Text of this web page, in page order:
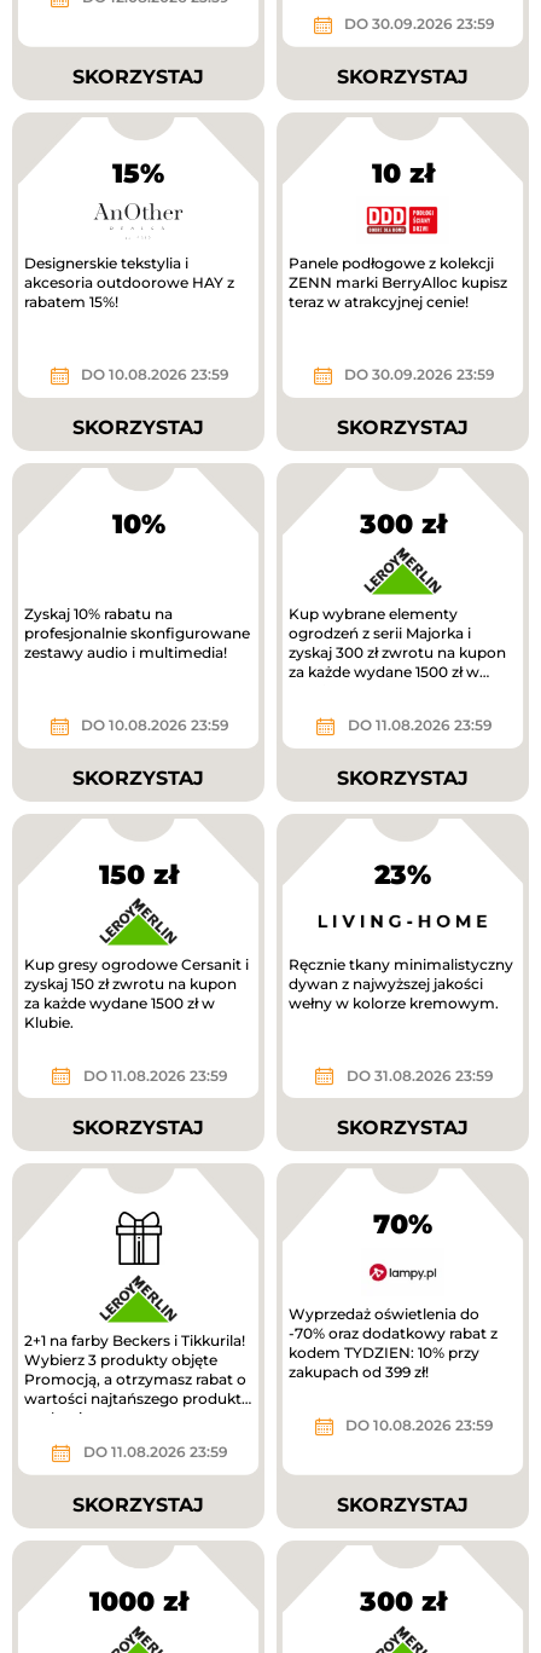
SKORZYSTAJ
DO 30.09.2026 23:59
SKORZYSTAJ
15%
Designerskie tekstylia i
akcesoria outdoorowe HAY z
rabatem 15%!
DO 10.08.2026 23:59
SKORZYSTAJ
10 zł
Panele podłogowe z kolekcji
ZENN marki BerryAlloc kupisz
teraz w atrakcyjnej cenie!
DO 30.09.2026 23:59
SKORZYSTAJ
10%
Zyskaj 10% rabatu na
profesjonalnie skonfigurowane
zestawy audio i multimedia!
DO 10.08.2026 23:59
SKORZYSTAJ
300 zł
Kup wybrane elementy
ogrodzeń z serii Majorka i
zyskaj 300 zł zwrotu na kupon
za każde wydane 1500 zł w
DO 11.08.2026 23:59
SKORZYSTAJ
150 zł
Kup gresy ogrodowe Cersanit i
zyskaj 150 zł zwrotu na kupon
za każde wydane 1500 zł w
Klubie.
DO 11.08.2026 23:59
SKORZYSTAJ
23%
Ręcznie tkany minimalistyczny
dywan z najwyższej jakości
wełny w kolorze kremowym.
DO 31.08.2026 23:59
SKORZYSTAJ
2+1 na farby Beckers i Tikkurila!
Wybierz 3 produkty objęte
Promocją, a otrzymasz rabat o
wartości najtańszego produktu
z zakupionego zestawu.
DO 11.08.2026 23:59
SKORZYSTAJ
70%
Wyprzedaż oświetlenia do
-70% oraz dodatkowy rabat z
kodem TYDZIEN: 10% przy
zakupach od 399 zł!
DO 10.08.2026 23:59
SKORZYSTAJ
1000 zł 300 zł